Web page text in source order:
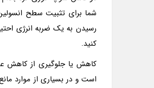
شما برای تثبیت سطح
رسیدن به یک ضربه انرژی
کنید.
کاهش یا جلوگیری از کاهش
است و در بسیاری از موارد